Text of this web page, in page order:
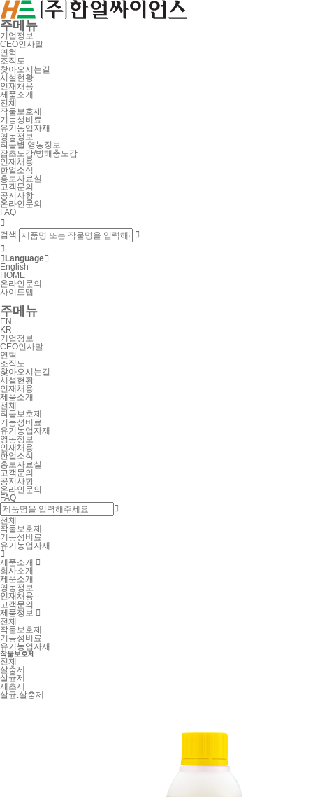
주메뉴
기업정보
CEO인사말
연혁
조직도
찾아오시는길
시설현황
인재채용
제품소개
전체
작물보호제
기능성비료
유기농업자재
영농정보
작물별 영농정보
잡초도감/병해충도감
인재채용
한얼소식
홍보자료실
고객문의
공지사항
온라인문의
FAQ

검색


 Language
English
HOME
온라인문의
사이트맵
주메뉴
EN
KR
기업정보
CEO인사말
연혁
조직도
찾아오시는길
시설현황
인재채용
제품소개
전체
작물보호제
기능성비료
유기농업자재
영농정보
인재채용
한얼소식
홍보자료실
고객문의
공지사항
온라인문의
FAQ

전체
작물보호제
기능성비료
유기농업자재

제품소개 
회사소개
제품소개
영농정보
인재채용
고객문의
제품정보 
전체
작물보호제
기능성비료
유기농업자재
작물보호제
전체
살충제
살균제
제초제
살균.살충제